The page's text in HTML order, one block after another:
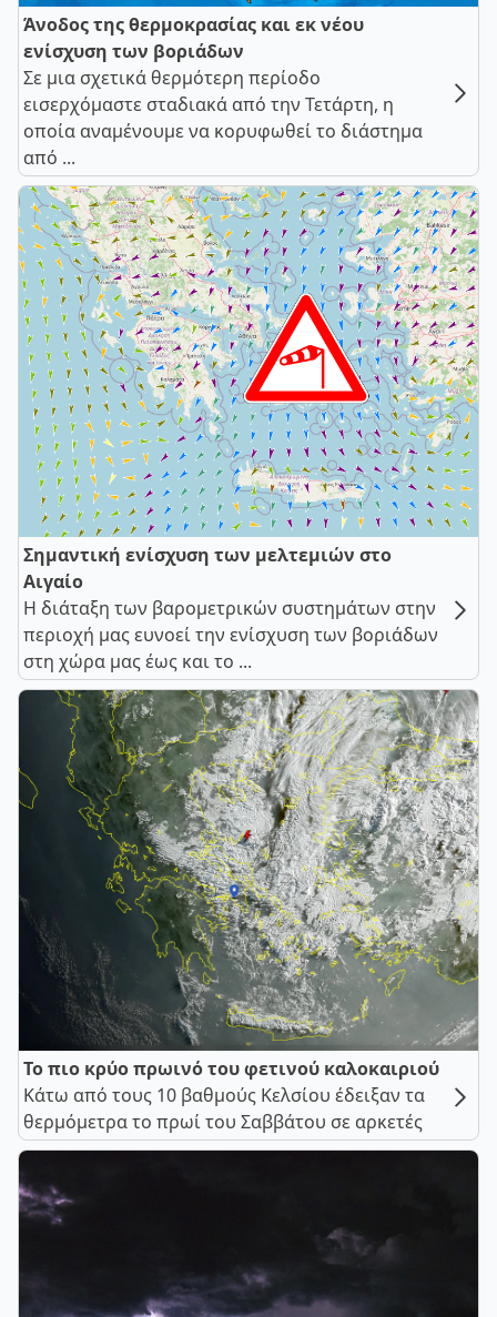
Άνοδος της θερμοκρασίας και εκ νέου
ενίσχυση των βοριάδων
Σε μια σχετικά θερμότερη περίοδο
εισερχόμαστε σταδιακά από την Τετάρτη, η
οποία αναμένουμε να κορυφωθεί το διάστημα
από ...
Σημαντική ενίσχυση των μελτεμιών στο
Αιγαίο
Η διάταξη των βαρομετρικών συστημάτων στην
περιοχή μας ευνοεί την ενίσχυση των βοριάδων
στη χώρα μας έως και το ...
Το πιο κρύο πρωινό του φετινού καλοκαιριού
Κάτω από τους 10 βαθμούς Κελσίου έδειξαν τα
θερμόμετρα το πρωί του Σαββάτου σε αρκετές